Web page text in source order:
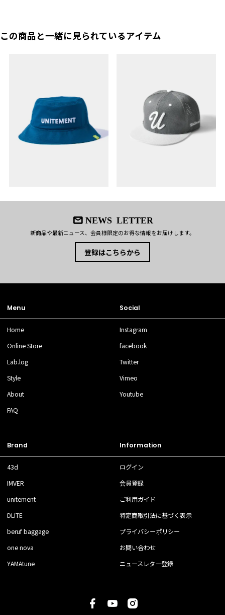
撥水 ５級 JIS L 1092 スプレー試験結果
伸縮性 高弾性DTY糸による2Wayストレッチ
サイクリングや犬の散歩、トレッキングやキャンプなどにも最適。
この商品と一緒に見られているアイテム
NEWS LETTER
新商品や最新ニュース、会員様限定のお得な情報をお届けします。
登録はこちらから
Menu
Home
Online Store
Lab.log
Style
About
FAQ
Brand
43d
IMVER
unitement
DLITE
beruf baggage
one nova
YAMAtune
Social
Instagram
facebook
Twitter
Vimeo
Youtube
Information
ログイン
会員登録
ご利用ガイド
特定商取引法に基づく表示
プライバシーポリシー
お問い合わせ
ニュースレター登録